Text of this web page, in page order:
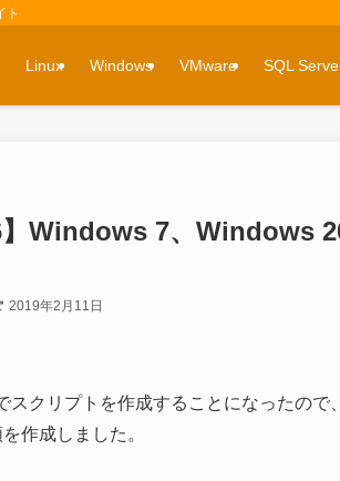
ト
Linux Windows VMware SQL
】Windows 7、Windows
2019年2月11日
スクリプトを作成することになったの
作成しました。